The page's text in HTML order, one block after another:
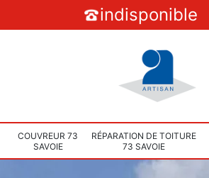
indisponible
COUVREUR 73
SAVOIE
RÉPARATION DE TOITURE
73 SAVOIE